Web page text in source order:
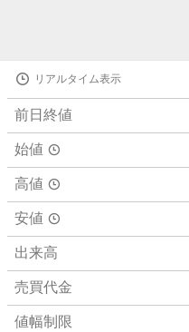
リアルタイム表示
前日終値
始値
高値
安値
出来高
売買代金
値幅制限